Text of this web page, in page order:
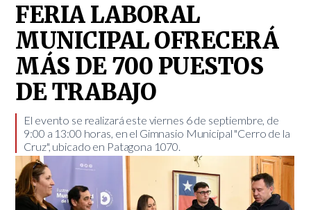
FERIA LABORAL
MUNICIPAL OFRECERÁ
MÁS DE 700 PUESTOS
DE TRABAJO
​El evento se realizará este viernes 6 de septiembre, de
9:00 a 13:00 horas, en el Gimnasio Municipal "Cerro de la
Cruz", ubicado en Patagona 1070.